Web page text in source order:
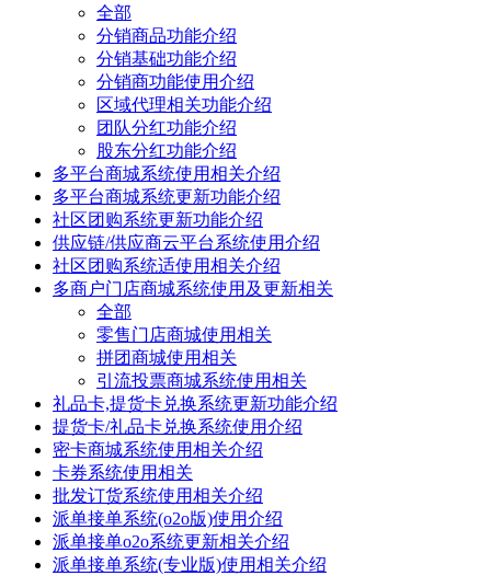
全部
分销商品功能介绍
分销基础功能介绍
分销商功能使用介绍
区域代理相关功能介绍
团队分红功能介绍
股东分红功能介绍
多平台商城系统使用相关介绍
多平台商城系统更新功能介绍
社区团购系统更新功能介绍
供应链/供应商云平台系统使用介绍
社区团购系统适使用相关介绍
多商户门店商城系统使用及更新相关
全部
零售门店商城使用相关
拼团商城使用相关
引流投票商城系统使用相关
礼品卡,提货卡兑换系统更新功能介绍
提货卡/礼品卡兑换系统使用介绍
密卡商城系统使用相关介绍
卡券系统使用相关
批发订货系统使用相关介绍
派单接单系统(o2o版)使用介绍
派单接单o2o系统更新相关介绍
派单接单系统(专业版)使用相关介绍